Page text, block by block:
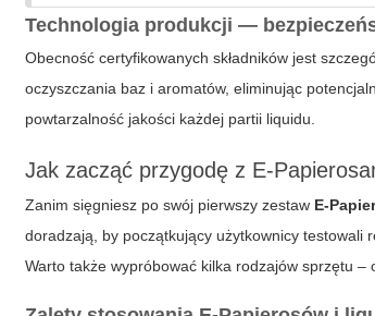
Technologia produkcji —
Obecność certyfikowanych składników jest
oczyszczania baz i aromatów, eliminując
powtarzalność jakości każdej partii liquidu.
Jak zacząć przygodę z E-
Zanim sięgniesz po swój pierwszy zestaw E-
doradzają, by początkujący użytkownicy testowali
Warto także wypróbować kilka rodzajów sprzętu